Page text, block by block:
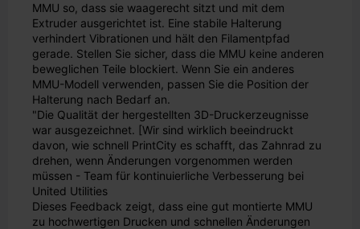
MMU so, dass sie waagerecht sitzt und mit dem
Extruder ausgerichtet ist. Eine stabile Halterung
verhindert Vibrationen und hält den Filamentpfad
gerade. Stellen Sie sicher, dass die MMU keine anderen
beweglichen Teile blockiert. Wenn Sie ein anderes
MMU-Modell verwenden, passen Sie die Position der
Halterung nach Bedarf an.
"Die Qualität der hergestellten 3D-Druckerzeugnisse
war ausgezeichnet. [Wir sind wirklich beeindruckt
davon, wie schnell PrintCity es schafft, das Zahnrad zu
drehen, wenn Änderungen vorgenommen werden
müssen - Team für kontinuierliche Verbesserung bei
United Utilities
Dieses Feedback zeigt, dass eine gut montierte MMU
zu hochwertigen Drucken und schnellen Änderungen